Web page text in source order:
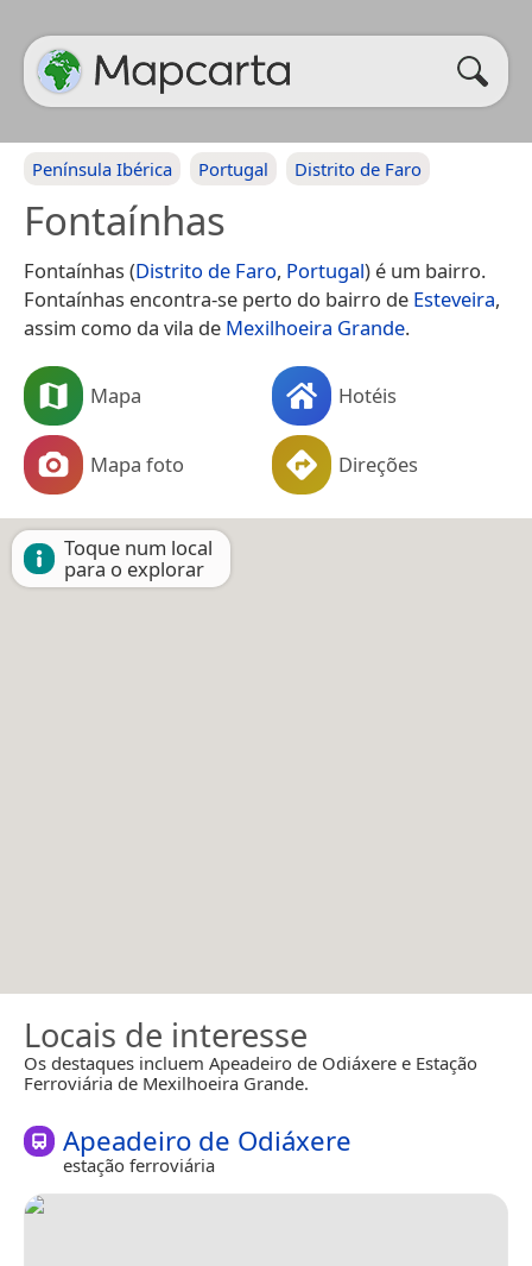
Península Ibérica Portugal Distrito de Faro
Fontaínhas
Fontaínhas (Distrito de Faro, Portugal) é um bairro.
Fontaínhas encontra-se perto do bairro de Esteveira,
assim como da vila de Mexilhoeira Grande.
Mapa Hotéis
Mapa foto Direções
Toque num local
para o explorar
Locais de interesse
Os destaques incluem Apeadeiro de Odiáxere e Estação
Ferroviária de Mexilhoeira Grande.
Apeadeiro de Odiáxere
estação ferroviária